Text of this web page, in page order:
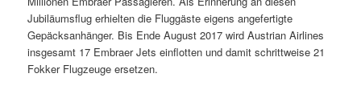
Jubiläumsflug erhielten die Fluggäste eigens angefertigte
Gepäcksanhänger. Bis Ende August 2017 wird Austrian Airlines
insgesamt 17 Embraer Jets einflotten und damit schrittweise 21
Fokker Flugzeuge ersetzen.